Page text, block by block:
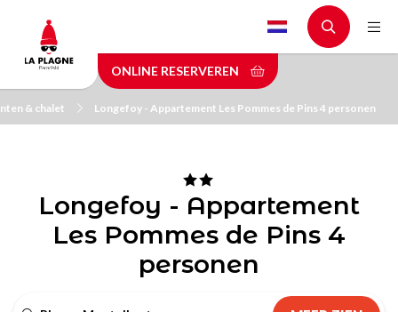
main
content
ONLINE RESERVEREN
& chalet Longefoy - Appartement Les Pommes de Pins 4 personen
Longefoy - Appartement
Les Pommes de Pins 4
personen